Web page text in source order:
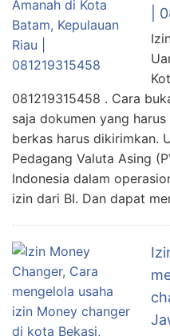
|
081219315458 . Cara
saja dokumen yang
berkas harus dikirimkan.
Pedagang Valuta Asing
Indonesia dalam
izin dari BI. Dan dapat